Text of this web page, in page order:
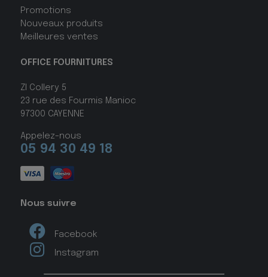
Promotions
Nouveaux produits
Meilleures ventes
OFFICE FOURNITURES
ZI Collery 5
23 rue des Fourmis Manioc
97300 CAYENNE
Appelez-nous
05 94 30 49 18
Nous suivre
Facebook
Instagram